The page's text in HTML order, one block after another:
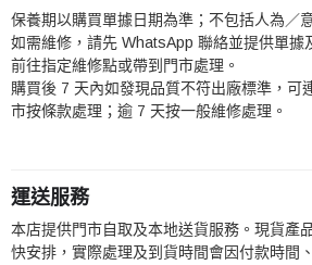
保養期以購買單據日期為準；不包括人為／
如需維修，請先 WhatsApp 聯絡並提供單據
前往指定維修點或帶到門市處理。
購買後 7 天內如發現品質不符出廠標準，可
市按條款處理；逾 7 天按一般維修處理。
運送服務
本店提供門市自取及本地送貨服務。現貨產
快安排，實際處理及到貨時間會因付款時間